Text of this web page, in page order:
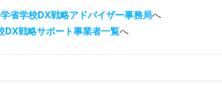
省学校DX戦略アドバイザー事務局へ
DX戦略サポート事業者一覧へ